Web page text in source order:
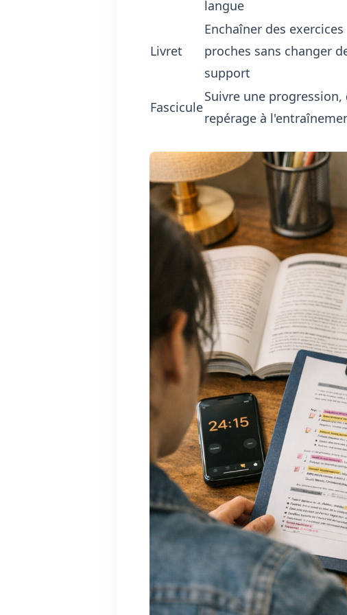
langue
Livret
Enchaîner des exercices
proches sans changer
support
Fascicule
Suivre une progression,
repérage à